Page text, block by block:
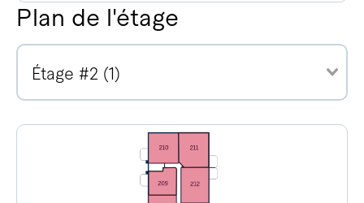
Plan de l'étage
Étage #2 (1)